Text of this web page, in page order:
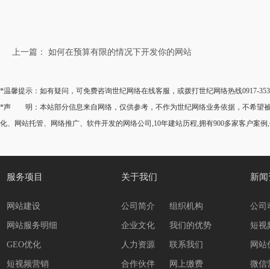
上一篇： 如何在预算有限的情况下开发你的网站
*温馨提示：如有疑问，可免费咨询世纪网络在线客服，或拨打世纪网络热线0917-
*声 明：本站部分信息来自网络，仅供参考，不作为世纪网络业务依据，不希望被
化、网站托管、网络推广、软件开发的网络公司,10年建站历程,拥有900多家客户案例
服务项目
网站建设
网站服务明细
GEO优化
短视频营销
关于我们
公司简介 组织机构
企业文化 我们的优势
人力资源 联系我们
合作伙伴 网上缴费
新
公司
短视
网站
微信